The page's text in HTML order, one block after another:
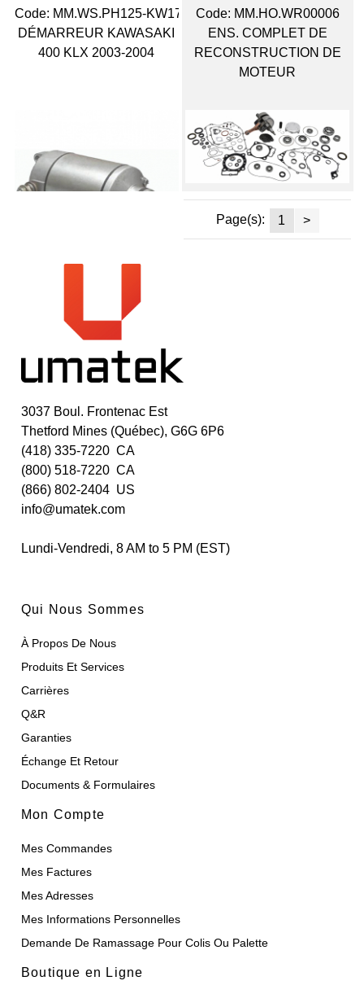
Code: MM.WS.PH125-KW17
DÉMARREUR KAWASAKI
400 KLX 2003-2004
Code: MM.HO.WR00006
ENS. COMPLET DE
RECONSTRUCTION DE
MOTEUR
Page(s): 1 >
3037 Boul. Frontenac Est
Thetford Mines (Québec), G6G 6P6
(418) 335-7220 CA
(800) 518-7220 CA
(866) 802-2404 US
info@umatek.com
Lundi-Vendredi, 8 AM to 5 PM (EST)
Qui Nous Sommes
À Propos De Nous
Produits Et Services
Carrières
Q&R
Garanties
Échange Et Retour
Documents & Formulaires
Mon Compte
Mes Commandes
Mes Factures
Mes Adresses
Mes Informations Personnelles
Demande De Ramassage Pour Colis Ou Palette
Boutique en Ligne